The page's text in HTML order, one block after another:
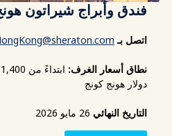
فندق وأبراج شيراتون
اتصل بـ
نطاق أسعار الغرف:
دولار هونج كونج
التاريخ النهائي